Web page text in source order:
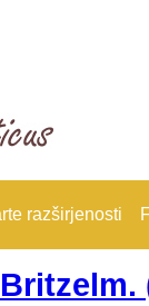
razširjenosti
Britzelm.